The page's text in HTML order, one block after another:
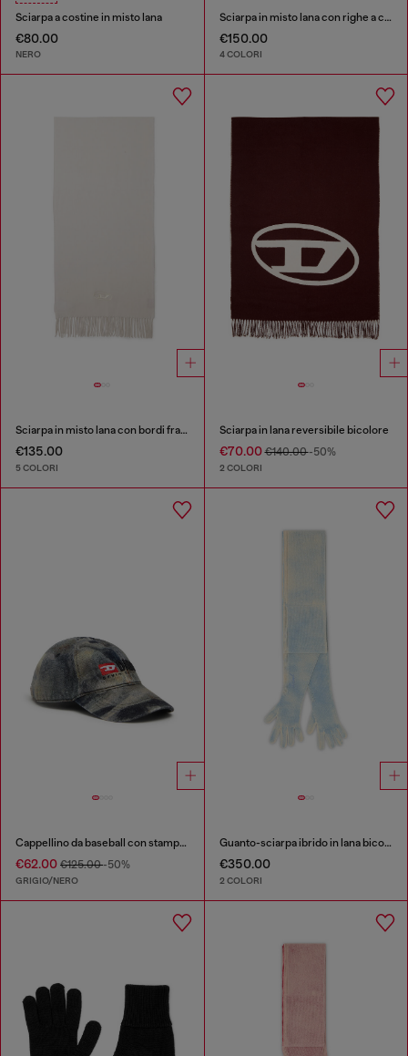
Sciarpa a costine in misto lana
€80.00
NERO
Sciarpa in misto lana con righe a contrasto
€150.00
4 COLORI
Sciarpa in misto lana con bordi frangiati
€135.00
5 COLORI
Sciarpa in lana reversibile bicolore
€70.00€140.00-50%
2 COLORI
Cappellino da baseball con stampa camouflage all-over
€62.00 €125.00-50%
GRIGIO/NERO
Guanto-sciarpa ibrido in lana bicolore
€350.00
2 COLORI